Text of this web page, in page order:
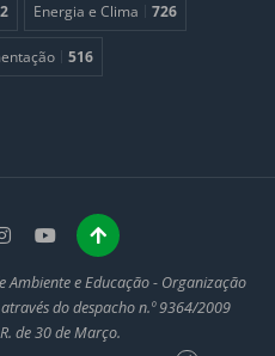
Energia e Clima 726
516
Ambiente e Educação - Organização
do despacho n.º 9364/2009
de 30 de Março.